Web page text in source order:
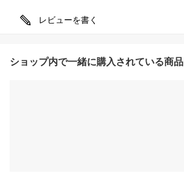
レビューを書く
ショップ内で一緒に購入されている商品